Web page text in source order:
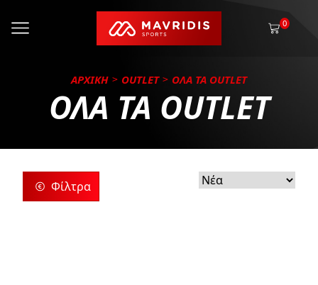
0
ΑΡΧΙΚΗ OUTLET ΟΛΑ ΤΑ OUTLET
ΟΛΑ ΤΑ OUTLET
Φίλτρα